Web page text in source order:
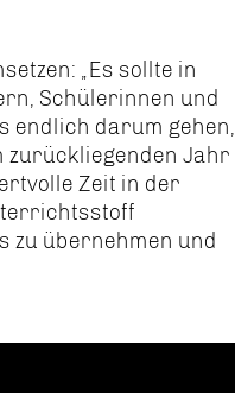
„Es sollte in
Schülerinnen und
endlich darum gehen,
zurückliegenden Jahr
Zeit in der
zu übernehmen und